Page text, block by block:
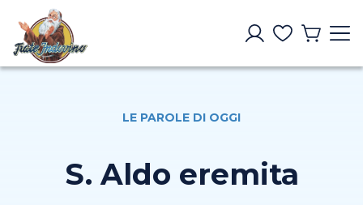
LE PAROLE DI OGGI
S. Aldo eremita